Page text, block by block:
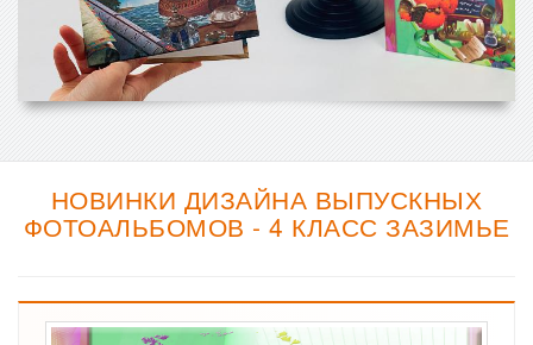
НОВИНКИ ДИЗАЙНА ВЫПУСКНЫХ
ФОТОАЛЬБОМОВ - 4 КЛАСС ЗАЗИМЬЕ